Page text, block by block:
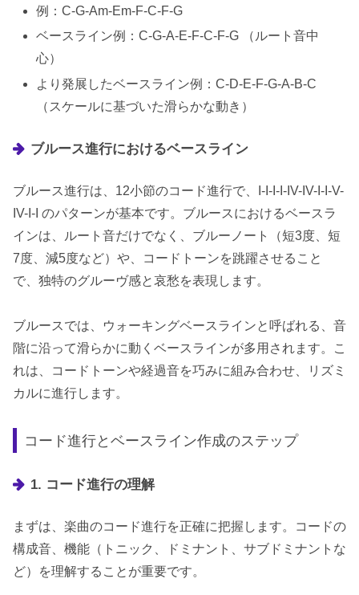
例：C-G-Am-Em-F-C-F-G
ベースライン例：C-G-A-E-F-C-F-G （ルート音中
心）
より発展したベースライン例：C-D-E-F-G-A-B-C
（スケールに基づいた滑らかな動き）
ブルース進行におけるベースライン
ブルース進行は、12小節のコード進行で、I-I-I-I-IV-IV-I-I-V-
IV-I-I のパターンが基本です。ブルースにおけるベースラ
インは、ルート音だけでなく、ブルーノート（短3度、短
7度、減5度など）や、コードトーンを跳躍させること
で、独特のグルーヴ感と哀愁を表現します。
ブルースでは、ウォーキングベースラインと呼ばれる、音
階に沿って滑らかに動くベースラインが多用されます。こ
れは、コードトーンや経過音を巧みに組み合わせ、リズミ
カルに進行します。
コード進行とベースライン作成のステップ
1. コード進行の理解
まずは、楽曲のコード進行を正確に把握します。コードの
構成音、機能（トニック、ドミナント、サブドミナントな
ど）を理解することが重要です。